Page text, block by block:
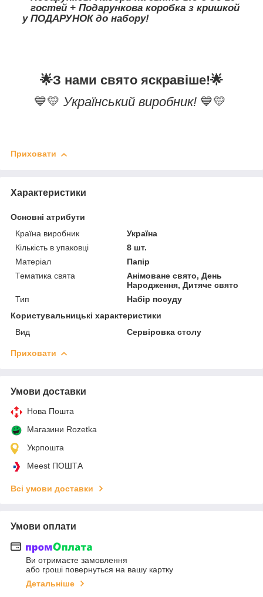
гостей + Подарункова коробка з кришкой
у ПОДАРУНОК до набору!
🌟З нами свято яскравіше!🌟
💙💛 Український виробник! 💙💛
Приховати
Характеристики
Основні атрибути
Країна виробник
Україна
Кількість в упаковці
8 шт.
Матеріал
Папір
Тематика свята
Анімоване свято, День
Народження, Дитяче свято
Тип
Набір посуду
Користувальницькі характеристики
Вид
Сервіровка столу
Приховати
Умови доставки
Нова Пошта
Магазини Rozetka
Укрпошта
Meest ПОШТА
Всі умови доставки
Умови оплати
Ви отримаєте замовлення
або гроші повернуться на вашу картку
Детальніше